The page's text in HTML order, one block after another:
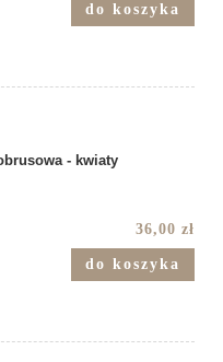
do koszyka
- kwiaty
36,00 zł
do koszyka